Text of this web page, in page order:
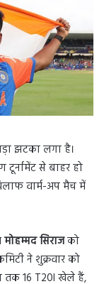
झटका लगा है।
से बाहर हो
वार्म-अप मैच में
मोहम्मद सिराजको
ने शुक्रवार को
तक 16 T20I खेले हैं,